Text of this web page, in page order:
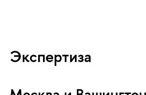
Экспертиза